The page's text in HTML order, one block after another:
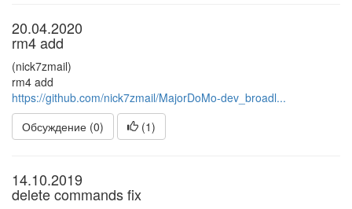
20.04.2020
rm4 add
(nick7zmail)
rm4 add
https://github.com/nick7zmail/MajorDoMo-dev_broadl...
Обсуждение (0)
(1)
14.10.2019
delete commands fix